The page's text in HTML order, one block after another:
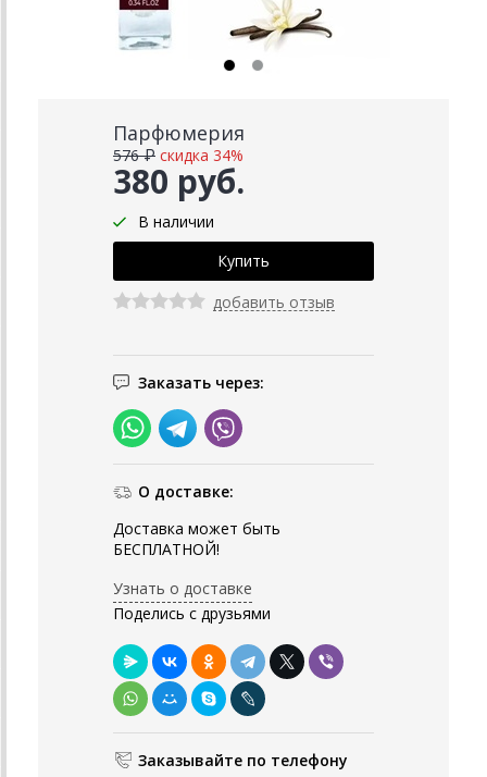
Парфюмерия
380 руб.
576 ₽ скидка 34%
В наличии
добавить отзыв
Заказать через:
О доставке:
Доставка может быть
БЕСПЛАТНОЙ!
Узнать о доставке
Поделись с друзьями
Заказывайте по телефону